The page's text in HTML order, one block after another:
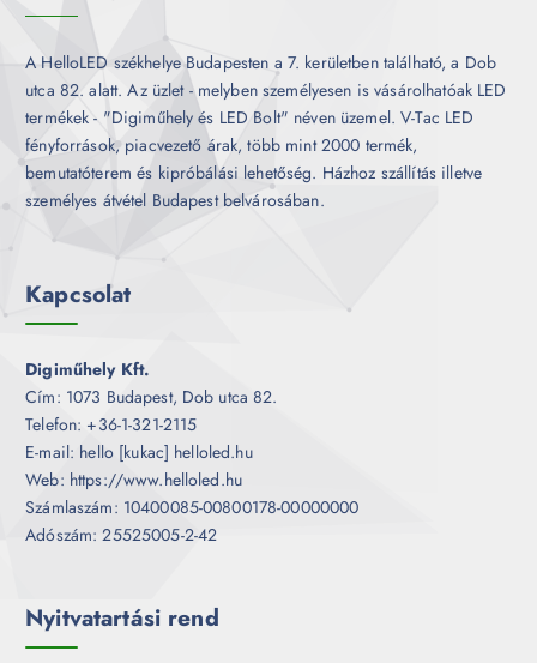
A HelloLED székhelye Budapesten a 7. kerületben található, a Dob
utca 82. alatt. Az üzlet - melyben személyesen is vásárolhatóak LED
termékek - "Digiműhely és LED Bolt" néven üzemel. V-Tac LED
fényforrások, piacvezető árak, több mint 2000 termék,
bemutatóterem és kipróbálási lehetőség. Házhoz szállítás illetve
személyes átvétel Budapest belvárosában.
Kapcsolat
Digiműhely Kft.
Cím: 1073 Budapest, Dob utca 82.
Telefon: +36-1-321-2115
E-mail: hello [kukac] helloled.hu
Web: https://www.helloled.hu
Számlaszám: 10400085-00800178-00000000
Adószám: 25525005-2-42
Nyitvatartási rend